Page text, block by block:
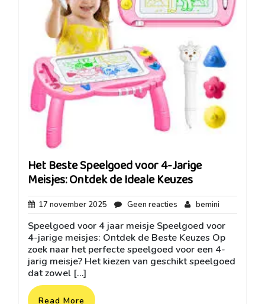
Het Beste Speelgoed voor 4-Jarige
Meisjes: Ontdek de Ideale Keuzes
17 november 2025 17
november
2025
Geen reacties Geen
reacties
bemini
Speelgoed voor 4 jaar meisje Speelgoed voor
4-jarige meisjes: Ontdek de Beste Keuzes Op
zoek naar het perfecte speelgoed voor een 4-
jarig meisje? Het kiezen van geschikt speelgoed
dat zowel […]
Read More